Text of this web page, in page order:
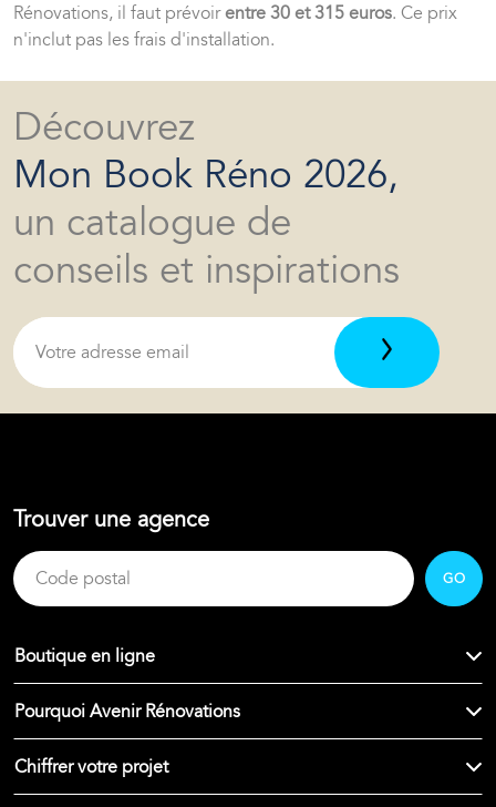
Rénovations, il faut prévoirentre 30 et 315 euros. Ce prix
n'inclut pas les frais d'installation.
Découvrez
Mon Book Réno 2026,
un catalogue de
conseils et inspirations
Trouver une agence
GO
Boutique en ligne
Pourquoi Avenir Rénovations
Chiffrer votre projet